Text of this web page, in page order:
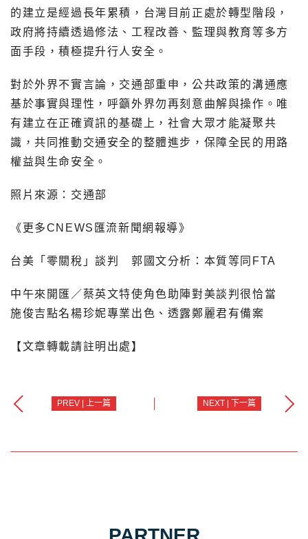
的建立是經過長年累積，台灣目前正處於轉型階段，
政府將持續透過修法、工程改善、監理與教育等多方
面手段，積極提升行人安全。
對於外界不實言論，交通部重申，公共政策的溝通應
基於事實與理性，呼籲外界勿再刻意曲解與操作。唯
有建立在正確資訊的基礎上，社會大眾才能凝聚共
識，共同推動交通安全的整體進步，保障全民的用路
權益與生命安全。
照片來源：交通部
《更多CNEWS匯流新聞網報導》
台美「零關稅」談判 郭國文分析：本質等同FTA
中午來開匯／蔡英文特使角色助陣對美談判很恰當
施俊吉點名楊珍妮專業出色、透露鄭麗君有備案
【文章轉載請註明出處】
PREV | 上一篇 NEXT | 下一篇